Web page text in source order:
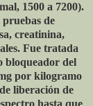
1500 a 7200).
de
creatinina,
Fue tratada
bloqueador del
por kilogramo
liberación de
hasta que